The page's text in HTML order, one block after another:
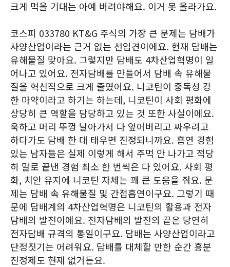
크게 먹을 기대는 아예 버려야해요. 이거 못 올라가요.
코스피 033780 KT&G 주식의 가장 큰 문제는 담배가
사양산업이라는 근거 없는 선입견이에요. 현재 담배는
유해물질 맞아요. 그렇지만 담배도 4차산업혁명이 일
어나고 있어요. 전자담배를 만들어서 담배 속 유해물
질을 혁신적으로 크게 줄였어요. 니코틴이 중독성 강
한 마약이라고 하기는 하는데, 니코틴이 사회 평화에
상당히 큰 역할을 담당하고 있는 것 또한 사실이에요.
욱하고 머리 뚜껑 날아가서 다 엎어버리고 싸우려고
하다가도 담배 한 대 태우면 진정되니까요. 흡연 경험
있는 남자들은 실제 이렇게 해서 주먹 안 나가고 적당
히 말로 끝낸 경험 최소 한 번씩은 다 있어요. 사회 평
화, 치안 유지에 니코틴 자체는 꽤 큰 도움을 줘요. 문
제는 담배 속 유해물질 및 간접흡연이구요. 그렇기 때
문에 담배계의 4차산업혁명은 니코틴의 활용과 전자
담배의 발전이에요. 전자담배의 발전의 끝은 당연히
전자담배 규격의 통일이구요. 담배는 사양산업이라고
단정짓기는 어려워요. 담배를 대체할 만한 순간 흥분
진정제도 현재 없거든요.